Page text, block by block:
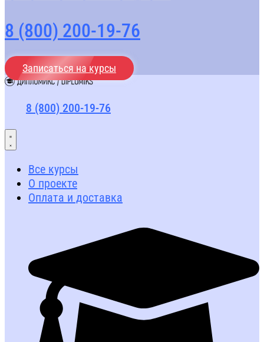
8 (800) 200-19-76
Записаться на курсы
8 (800) 200-19-76
Все курсы
О проекте
Оплата и доставка